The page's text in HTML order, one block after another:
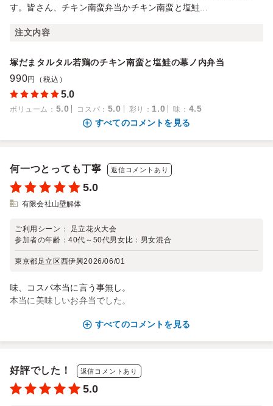
す。皆さん、チキン南蛮弁当かチキン南蛮と塩鮭...
注文内容
塚だまタルタル若鶏のチキン南蛮と塩鮭の幕ノ内弁当
990円（税込）
5.0
ボリューム ： 5.0 コスパ ： 5.0 彩り ： 1.0 味 ： 4.5
すべてのコメントを見る
何一つとっても丁寧 返信コメントあり
5.0
有限会社山壁解体
ご利用シーン： 足立花火大会
参加者の年齢：40代～50代男女比： 男女混合
東京都足立区西伊興2026/06/01
味、コスパ本当に言う事無し。
本当に美味しいお弁当でした。
すべてのコメントを見る
好評でした！ 返信コメントあり
5.0